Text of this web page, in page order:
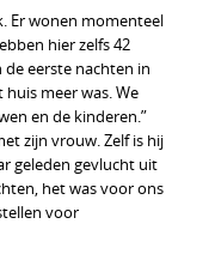
Er wonen momenteel
hier zelfs 42
eerste nachten in
meer was. We
en de kinderen.”
zijn vrouw. Zelf is hij
geleden gevlucht uit
het was voor ons
voor